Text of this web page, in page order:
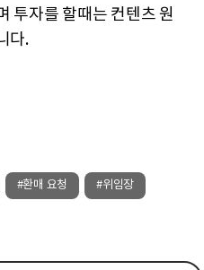
투자를 할때는 컨텐츠 원
다.
#환매 요청 #위임장